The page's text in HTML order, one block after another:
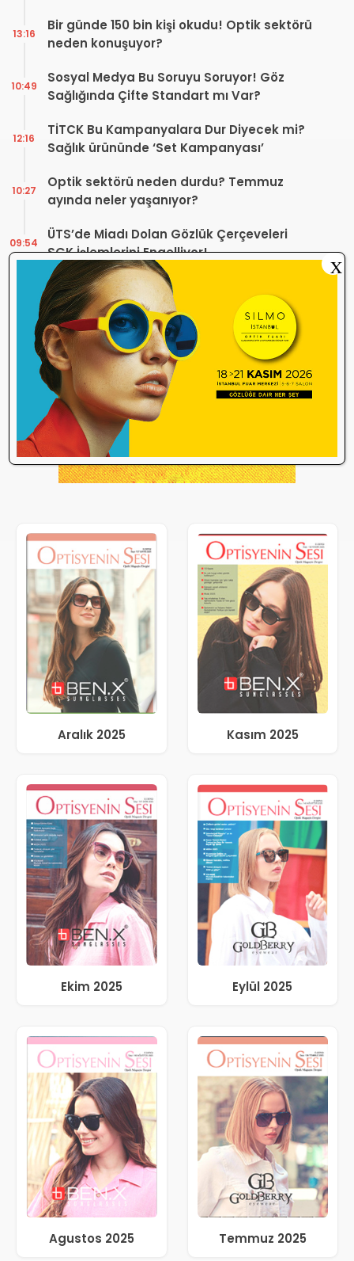
Bir günde 150 bin kişi okudu! Optik sektörü
neden konuşuyor?
13:16
Sosyal Medya Bu Soruyu Soruyor! Göz
Sağlığında Çifte Standart mı Var?
10:49
TİTCK Bu Kampanyalara Dur Diyecek mi?
Sağlık ürününde ‘Set Kampanyası’
12:16
Optik sektörü neden durdu? Temmuz
ayında neler yaşanıyor?
10:27
ÜTS’de Miadı Dolan Gözlük Çerçeveleri
SGK İşlemlerini Engelliyor!
09:54
Aralık 2025 Kasım 2025
Ekim 2025 Eylül 2025
Agustos 2025 Temmuz 2025
X